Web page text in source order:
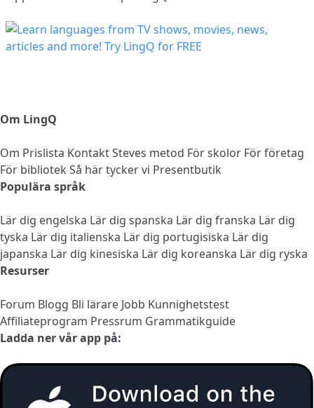
Om LingQ
Om Prislista KontaktSteves metod För skolor För företag
För bibliotek Så här tycker vi Presentbutik
Populära språk
Lär dig engelska Lär dig spanska Lär dig franska Lär dig
tyska Lär dig italienska Lär dig portugisiska Lär dig
japanska Lär dig kinesiska Lär dig koreanska Lär dig ryska
Resurser
Forum Blogg Bli lärare Jobb Kunnighetstest
Affiliateprogram Pressrum Grammatikguide
Ladda ner vår app på: